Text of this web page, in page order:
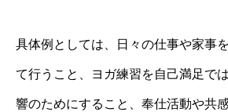
具体例としては、日々の仕事や家事
て行うこと、ヨガ練習を自己満足で
響のためにすること、奉仕活動や共